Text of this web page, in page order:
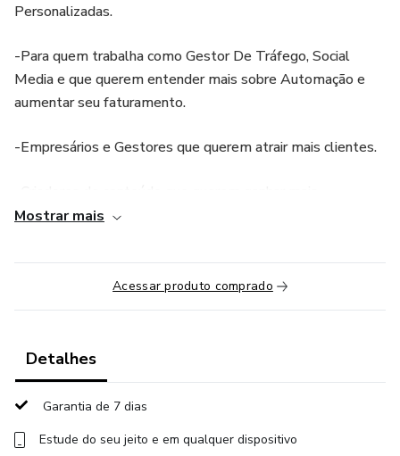
Personalizadas.
-Para quem trabalha como Gestor De Tráfego, Social
Media e que querem entender mais sobre Automação e
aumentar seu faturamento.
-Empresários e Gestores que querem atrair mais clientes.
visibilidade online e construir comunidades Engajadas.
para quem já tem Ou Quer Abrir Um Negócio Online.
Produtos Digitais Ou Físicos.
Mostrar mais
Acessar produto comprado
Detalhes
Garantia de 7 dias
Estude do seu jeito e em qualquer dispositivo